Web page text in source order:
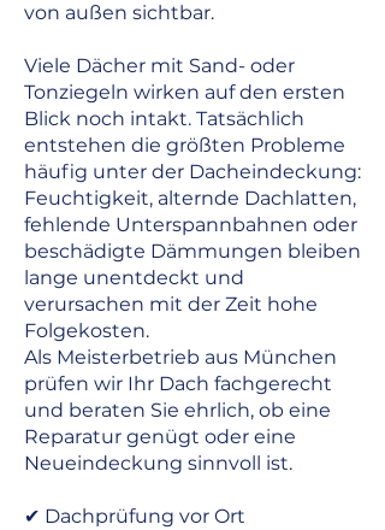
von außen sichtbar.
Viele Dächer mit Sand- oder
Tonziegeln wirken auf den ersten
Blick noch intakt. Tatsächlich
entstehen die größten Probleme
häufig unter der Dacheindeckung:
Feuchtigkeit, alternde Dachlatten,
fehlende Unterspannbahnen oder
beschädigte Dämmungen bleiben
lange unentdeckt und
verursachen mit der Zeit hohe
Folgekosten.
Als Meisterbetrieb aus München
prüfen wir Ihr Dach fachgerecht
und beraten Sie ehrlich, ob eine
Reparatur genügt oder eine
Neueindeckung sinnvoll ist.
✔ Dachprüfung vor Ort